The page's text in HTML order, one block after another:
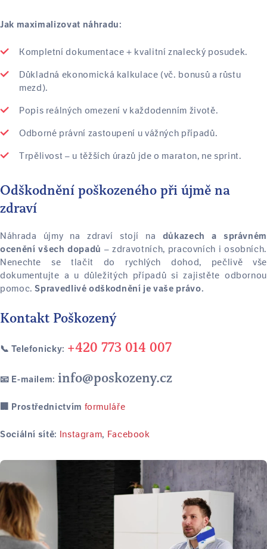
Jak maximalizovat náhradu:
Kompletní dokumentace + kvalitní znalecký posudek.
Důkladná ekonomická kalkulace (vč. bonusů a růstu
mezd).
Popis reálných omezení v každodenním životě.
Odborné právní zastoupení u vážných případů.
Trpělivost – u těžších úrazů jde o maraton, ne sprint.
Odškodnění poškozeného při újmě na
zdraví
Náhrada újmy na zdraví stojí na důkazech a správném
ocenění všech dopadů – zdravotních, pracovních i osobních.
Nenechte se tlačit do rychlých dohod, pečlivě vše
dokumentujte a u důležitých případů si zajistěte odbornou
pomoc.Spravedlivé odškodnění je vaše právo.
Kontakt Poškozený
📞 Telefonicky: +420 773 014 007
📧 E-mailem: info@poskozeny.cz
🏢 Prostřednictvím formuláře
Sociální sítě: Instagram, Facebook